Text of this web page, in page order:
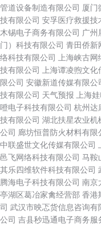
管道设备制造有限公司 厦门
技有限公司 安孚医疗救援技
木锡电子商务有限公司 广州
门）科技有限公司 青田侨新
络科技有限公司
上海峡古
技有限公司
上海谭凌煦文
限公司 安徽新道传媒有限公
技有限公司 天气预报 上海
噔电子科技有限公司 杭州达
技有限公司 湖北扶星农业机
公司 廊坊恒普防火材料有限
中联盛世文化传媒有限公司
邑飞网络科技有限公司 马鞍
其乐四维软件科技有限公司
腾海电子科技有限公司 南京
亭湖区葛冶家禽经营部 香港
司 武汉市映忑货信息咨询有
公司 吉县秒迅通电子商务服